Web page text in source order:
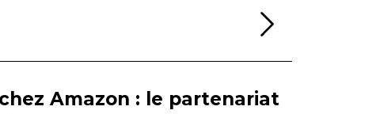
Amazon : le partenariat